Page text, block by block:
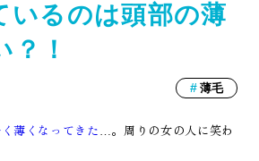
いるのは頭部の薄
？！
薄毛
薄くなってきた…。周りの女の人に笑わ